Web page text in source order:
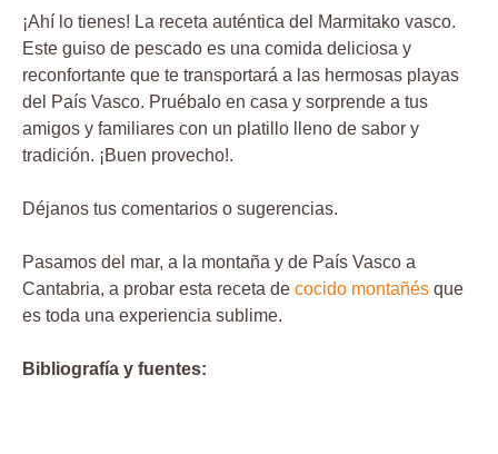
¡Ahí lo tienes! La receta auténtica del Marmitako vasco.
Este guiso de pescado es una comida deliciosa y
reconfortante que te transportará a las hermosas playas
del País Vasco. Pruébalo en casa y sorprende a tus
amigos y familiares con un platillo lleno de sabor y
tradición. ¡Buen provecho!.
Déjanos tus comentarios o sugerencias.
Pasamos del mar, a la montaña y de País Vasco a
Cantabria, a probar esta receta de cocido montañés que
es toda una experiencia sublime.
Bibliografía y fuentes: